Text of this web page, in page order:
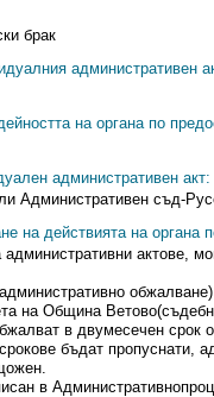
брак
административен
на органа по
административен акт:
Административен съд-
на действията на органа
административни актове,
на Община
в двумесечен срок
бъдат пропуснати,
в